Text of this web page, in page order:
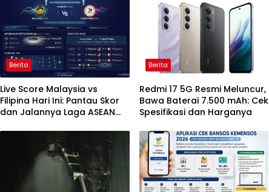
Berita
Live Score Malaysia vs
Filipina Hari Ini: Pantau Skor
dan Jalannya Laga ASEAN
Berita
Redmi 17 5G Resmi Meluncur,
Bawa Baterai 7.500 mAh: Cek
Spesifikasi dan Harganya